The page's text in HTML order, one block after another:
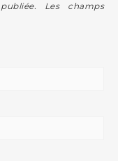
Les champs